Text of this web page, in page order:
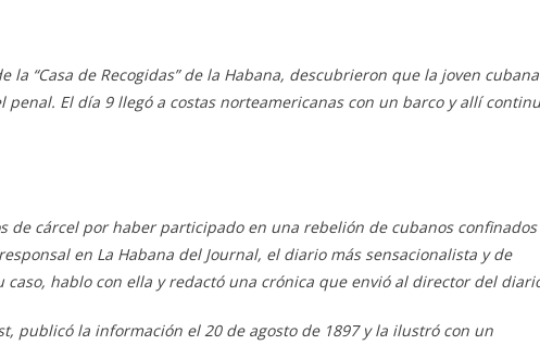
la “Casa de Recogidas” de la Habana, descubrieron que la joven cubana
penal. El día 9 llegó a costas norteamericanas con un barco y allí
de cárcel por haber participado en una rebelión de cubanos confinados
en La Habana del Journal, el diario más sensacionalista y de
hablo con ella y redactó una crónica que envió al director del
publicó la información el 20 de agosto de 1897 y la ilustró con un